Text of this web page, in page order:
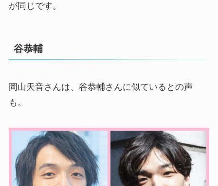
が同じです。
谷恭輔
岡山天音さんは、谷恭輔さんに似ているとの声
も。